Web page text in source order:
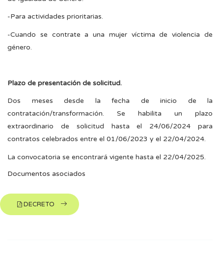
-Para actividades prioritarias.
-Cuando se contrate a una mujer víctima de violencia de
género.
Plazo de presentación de solicitud.
Dos meses desde la fecha de inicio de la
contratación/transformación. Se habilita un plazo
extraordinario de solicitud hasta el 24/06/2024 para
contratos celebrados entre el 01/06/2023 y el 22/04/2024.
La convocatoria se encontrará vigente hasta el 22/04/2025.
Documentos asociados
DECRETO